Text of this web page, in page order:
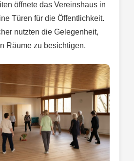
öffnete das Vereinshaus in
Türen für die Öffentlichkeit.
nutzten die Gelegenheit,
Räume zu besichtigen.